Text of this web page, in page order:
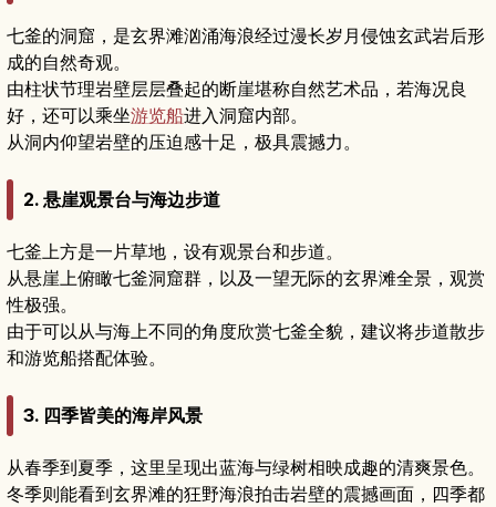
七釜的洞窟，是玄界滩汹涌海浪经过漫长岁月侵蚀玄武岩后形
成的自然奇观。
由柱状节理岩壁层层叠起的断崖堪称自然艺术品，若海况良
好，还可以乘坐游览船进入洞窟内部。
从洞内仰望岩壁的压迫感十足，极具震撼力。
2. 悬崖观景台与海边步道
七釜上方是一片草地，设有观景台和步道。
从悬崖上俯瞰七釜洞窟群，以及一望无际的玄界滩全景，观赏
性极强。
由于可以从与海上不同的角度欣赏七釜全貌，建议将步道散步
和游览船搭配体验。
3. 四季皆美的海岸风景
从春季到夏季，这里呈现出蓝海与绿树相映成趣的清爽景色。
冬季则能看到玄界滩的狂野海浪拍击岩壁的震撼画面，四季都